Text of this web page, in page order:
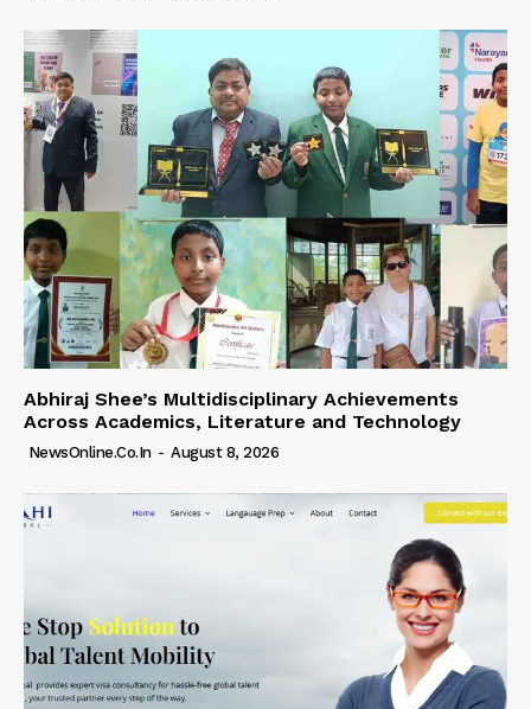
Abhiraj Shee’s Multidisciplinary Achievements
Across Academics, Literature and Technology
NewsOnline.co.in - August 8, 2026